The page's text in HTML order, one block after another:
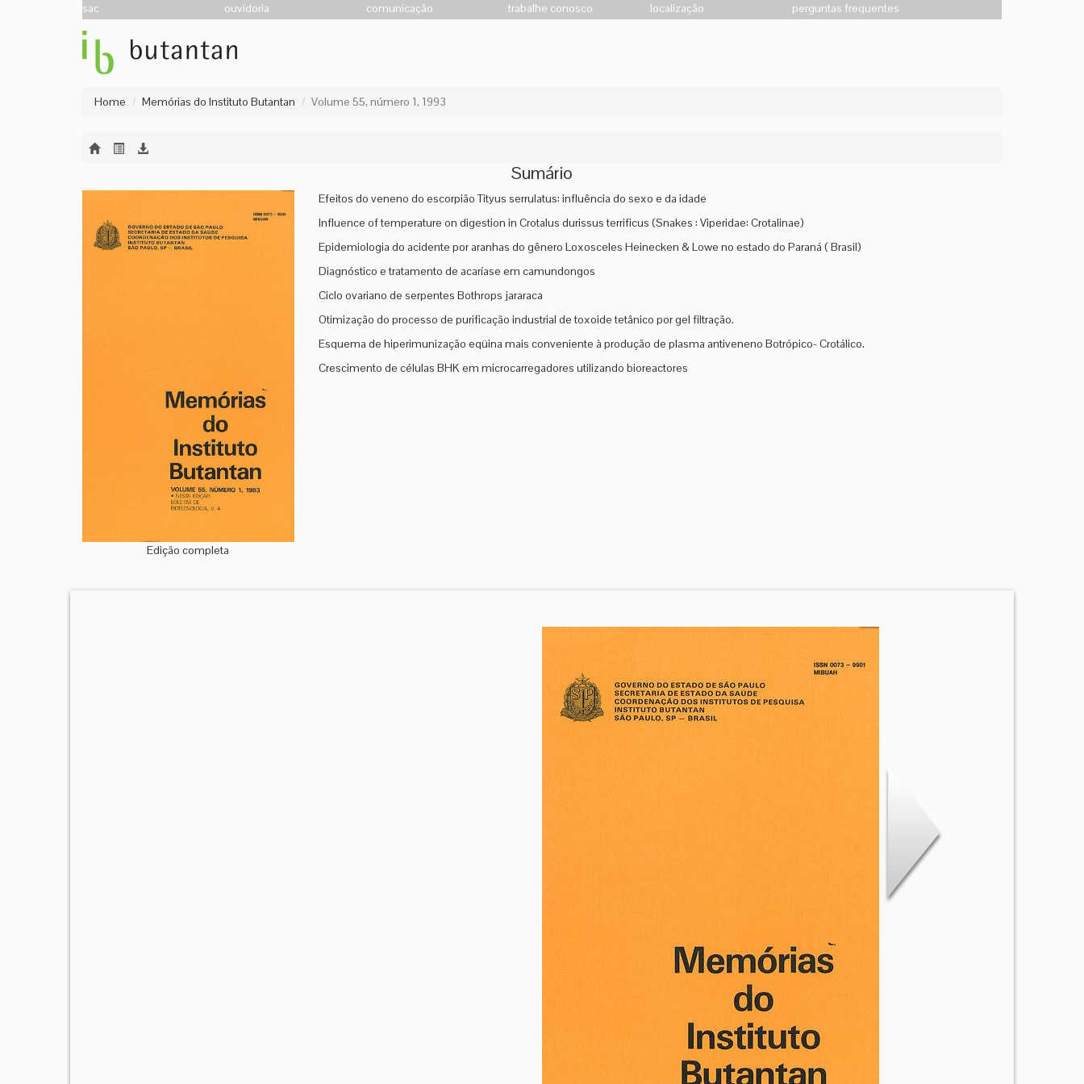
sac ouvidoria comunicação trabalhe conosco localização perguntas frequentes
Home Memórias do Instituto Butantan Volume 55, número 1, 1993
Sumário
Edição completa
Efeitos do veneno do escorpião Tityus serrulatus: influência do sexo e da idade
Influence of temperature on digestion in Crotalus durissus terrificus (Snakes : Viperidae: Crotalinae)
Epidemiologia do acidente por aranhas do gênero Loxosceles Heinecken & Lowe no estado do Paraná ( Brasil)
Diagnóstico e tratamento de acaríase em camundongos
Ciclo ovariano de serpentes Bothrops jararaca
Otimização do processo de purificação industrial de toxoide tetânico por gel filtração.
Esquema de hiperimunização eqüina mais conveniente à produção de plasma antiveneno Botrópico- Crotálico.
Crescimento de células BHK em microcarregadores utilizando bioreactores